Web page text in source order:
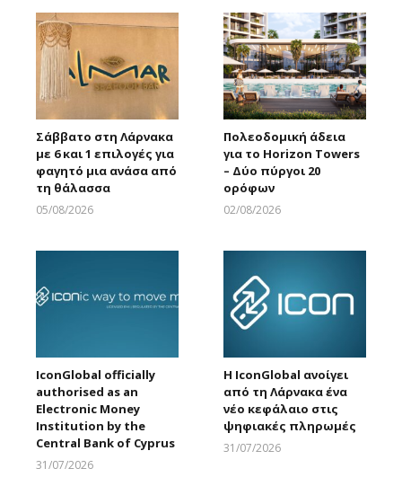
Σάββατο στη Λάρνακα
με 6 και 1 επιλογές για
φαγητό μια ανάσα από
τη θάλασσα
05/08/2026
Πολεοδομική άδεια
για το Horizon Towers
– Δύο πύργοι 20
ορόφων
02/08/2026
IconGlobal officially
authorised as an
Electronic Money
Institution by the
Central Bank of Cyprus
31/07/2026
Η IconGlobal ανοίγει
από τη Λάρνακα ένα
νέο κεφάλαιο στις
ψηφιακές πληρωμές
31/07/2026